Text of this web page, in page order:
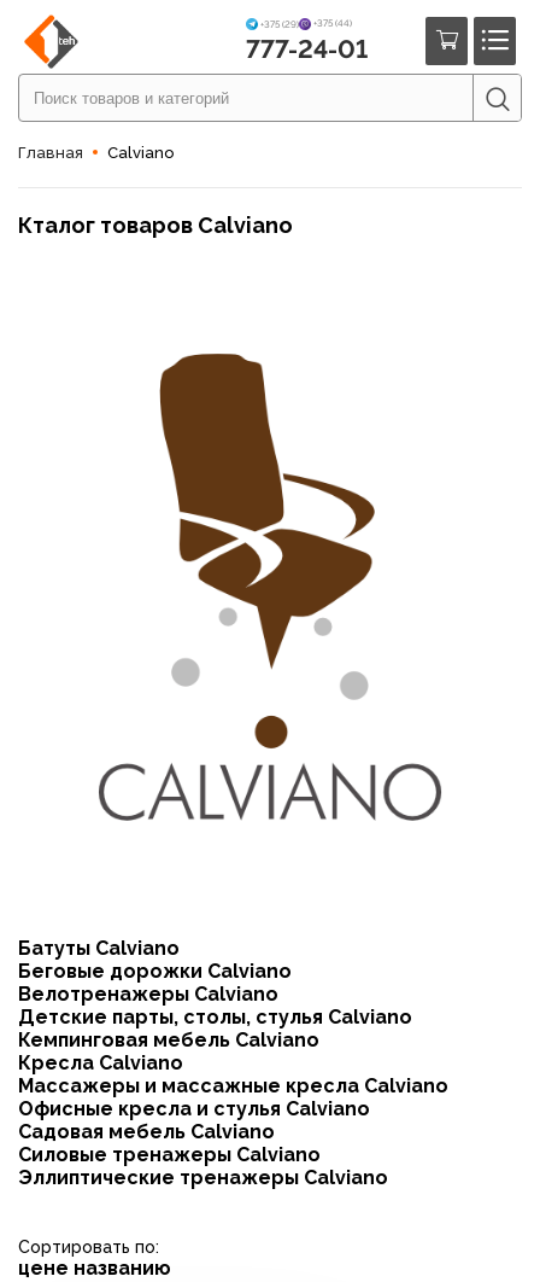
+375 (29) +375 (44)
777-24-01
Главная Calviano
Кталог товаров Calviano
Батуты Calviano
Беговые дорожки Calviano
Велотренажеры Calviano
Детские парты, столы, стулья Calviano
Кемпинговая мебель Calviano
Кресла Calviano
Массажеры и массажные кресла Calviano
Офисные кресла и стулья Calviano
Садовая мебель Calviano
Силовые тренажеры Calviano
Эллиптические тренажеры Calviano
Сортировать по:
цене названию